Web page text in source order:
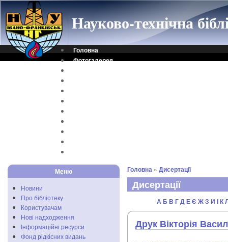
Науково-технічна
Головна
Фотогалерея
Меню
Новини
Про бібліотеку
Користувачам
Нові надходження
Інформаційні ресурси
Фонд рідкісних видань
Головна » Дисертації
Дисертації
АБВ ГДЕЄ ЖЗ И IК
Друк Вікторія